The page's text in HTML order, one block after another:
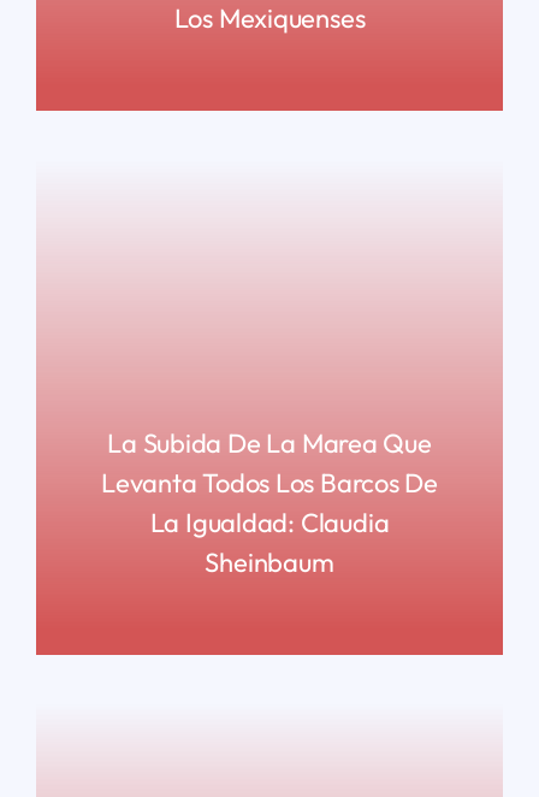
Los Mexiquenses
La Subida De La Marea Que
Levanta Todos Los Barcos De
La Igualdad: Claudia
Sheinbaum